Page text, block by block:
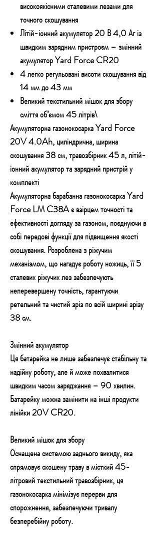
високоякісними сталевими лезами для
точного скошування
Літій-іонний акумулятор 20 В 4,0 Аг із
швидким зарядним пристроєм – змінний
акумулятор Yard Force CR20
4 легко регульовані висоти скошування від
14 мм до 43 мм
Великий текстильний мішок для збору
сміття об’ємом 45 літрів\
Акумуляторна газонокосарка Yard Force
20V 4.0Ah, циліндрична, ширина
скошування 38 см, травозбірник 45 л, літій-
іонний акумулятор та зарядний пристрій у
комплекті
Акумуляторна барабанна газонокосарка Yard
Force LM C38A є взірцем точності та
ефективності догляду за газоном, поєднуючи в
собі передові функції для підвищення якості
скошування. Розроблена з ріжучим
механізмом, що нагадує роботу ножиць, її 5
сталевих ріжучих лез забезпечують
неперевершену точність, гарантуючи
ретельний та чистий зріз по всій ширині зрізу
38 см.
Змінний акумулятор
Ця батарейка не лише забезпечує стабільну та
надійну роботу, але й може похвалитися
швидким часом заряджання – 90 хвилин.
Батарейку можна замінити на інші продукти
лінійки 20V CR20.
Великий мішок для збору
Оснащена системою заднього викиду, яка
спрямовує скошену траву в місткий 45-
літровий текстильний травозбірник, ця
газонокосарка мінімізує перерви для
спорожнення, забезпечуючи тривалу
безперебійну роботу.